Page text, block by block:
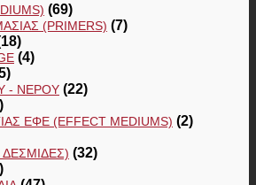
(69)
(PRIMERS) (7)
(4)
- ΝΕΡΟΎ (22)
ΕΦΈ (EFFECT MEDIUMS) (2)
ΔΕΣΜΊΔΕΣ) (32)